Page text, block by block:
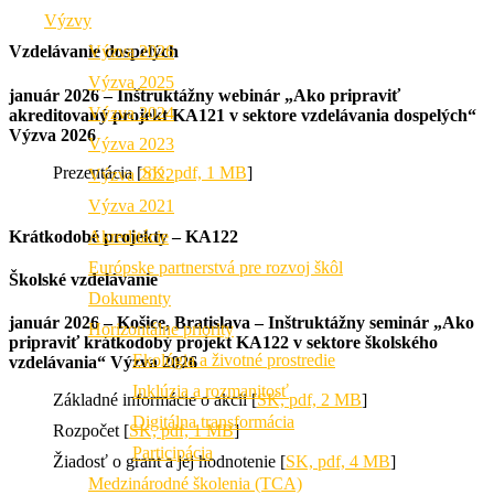
Výzvy
Výzva 2026
Výzva 2025
Výzva 2024
Výzva 2023
Výzva 2022
Výzva 2021
Akreditácie
Európske partnerstvá pre rozvoj škôl
Dokumenty
Horizontálne priority
Ekológia a životné prostredie
Inklúzia a rozmanitosť
Digitálna transformácia
Participácia
Medzinárodné školenia (TCA)
Vzdelávanie dospelých
január 2026 – Inštruktážny webinár „Ako pripraviť
akreditovaný projekt KA121 v sektore vzdelávania dospelých“
Výzva 2026
Prezentácia [SK, pdf, 1 MB]
Krátkodobé projekty – KA122
Školské vzdelávanie
január 2026 – Košice, Bratislava – Inštruktážny seminár „Ako
pripraviť krátkodobý projekt KA122 v sektore školského
vzdelávania“ Výzva 2026
Základné informácie o akcii [SK, pdf, 2 MB]
Rozpočet [SK, pdf, 1 MB]
Žiadosť o grant a jej hodnotenie [SK, pdf, 4 MB]